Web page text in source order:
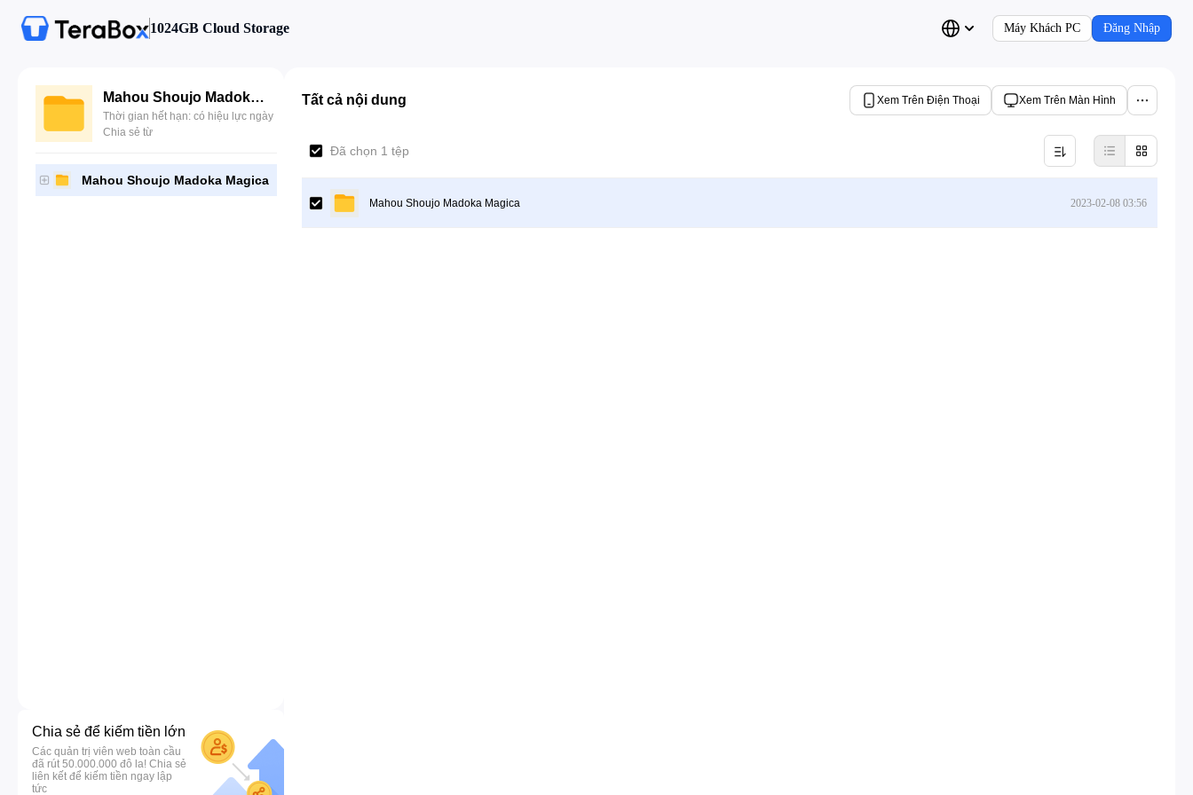
1024GB Cloud Storage Máy Khách PC Đăng Nhập
Mahou Shoujo Madoka Magica
Thời gian hết hạn: có hiệu lực ngày
Chia sẻ từ
Mahou Shoujo Madoka Magica
Chia sẻ để kiếm tiền lớn
Các quản trị viên web toàn cầu
đã rút 50.000.000 đô la! Chia sẻ
liên kết để kiếm tiền ngay lập
tức
Tất cả nội dung Xem Trên Điện Thoại Xem Trên Màn Hình
Đã chọn 1 tệp
Mahou Shoujo Madoka Magica 2023-02-08 03:56